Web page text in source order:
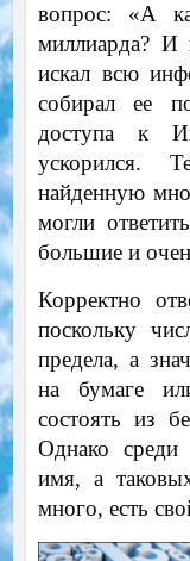
вопрос: «А
миллиарда?
искал всю
собирал ее
доступа к
ускорился.
найденную
могли
большие и
Корректно
поскольку
предела, а
на бумаге
состоять из
Однако среди
имя, а
много, есть